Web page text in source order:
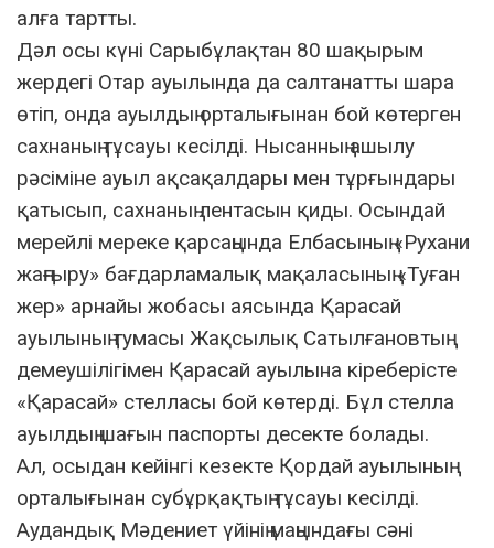
алға тартты.
Дәл осы күні Сарыбұлақтан 80 шақырым
жердегі Отар ауылында да салтанатты шара
өтіп, онда ауылдың орталығынан бой көтерген
сахнаның тұсауы кесілді. Нысанның ашылу
рәсіміне ауыл ақсақалдары мен тұрғындары
қатысып, сахнаның лентасын қиды. Осындай
мерейлі мереке қарсаңында Елбасының «Рухани
жаңғыру» бағдарламалық мақаласының «Туған
жер» арнайы жобасы аясында Қарасай
ауылының тумасы Жақсылық Сатылғановтың
демеушілігімен Қарасай ауылына кіреберісте
«Қарасай» стелласы бой көтерді. Бұл стелла
ауылдың шағын паспорты десекте болады.
Ал, осыдан кейінгі кезекте Қордай ауылының
орталығынан субұрқақтың тұсауы кесілді.
Аудандық Мәдениет үйінің маңындағы сәні